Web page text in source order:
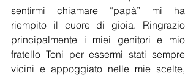
sentirmi chiamare “papà” mi ha
riempito il cuore di gioia. Ringrazio
principalmente i miei genitori e mio
fratello Toni per essermi stati sempre
vicini e appoggiato nelle mie scelte,